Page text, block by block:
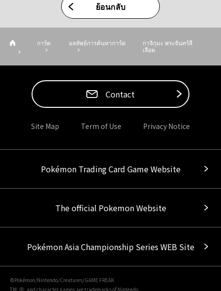
ย้อนกลับ
การ์ด ผลลัพธ์การค้นหาการ์ด
กาจิกุมะ พระจันทร์สี
เลือด
Contact
Site Map Term of Use Privacy Notice
Pokémon Trading Card Game Website
The official Pokemon Website
Pokémon Asia Championship Series WEB Site
©Pokémon/Nintendo/Creatures/GAME FREAK
TM, Ⓡ, and character names are trademarks of Nintendo.